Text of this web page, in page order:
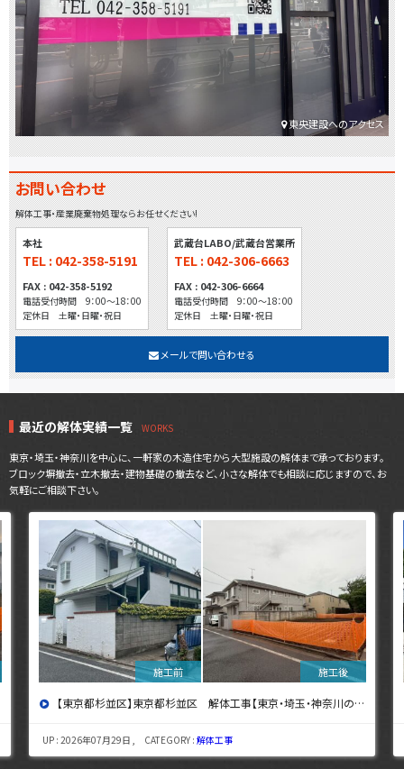
東央建設へのアクセス
お問い合わせ
解体工事・産業廃棄物処理ならお任せください!
本社
TEL : 042-358-5191
FAX : 042-358-5192
電話受付時間 9：00～18：00
定休日 土曜・日曜・祝日
武蔵台LABO/武蔵台営業所
TEL : 042-306-6663
FAX : 042-306-6664
電話受付時間 9：00～18：00
定休日 土曜・日曜・祝日
メールで問い合わせる
最近の解体実績一覧
東京・埼玉・神奈川を中心に、一軒家の木造住宅から大型施設の解体まで承っております。
ブロック塀撤去・立木撤去・建物基礎の撤去など、小さな解体でも相談に応じますので、お
気軽にご相談下さい。
【東京都杉並区】東京都杉並区 解体工事【東京・埼玉・神奈川の解体工事なら東央建設へ】
UP : 2026年07月29日 , CATEGORY :解体工事